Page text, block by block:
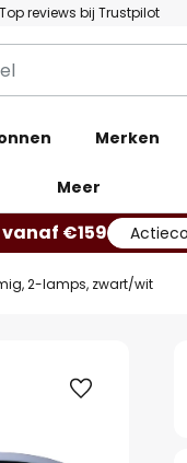
Top reviews bij Trustpilot
Merken
Meer
vanaf €159
2-lamps, zwart/wit